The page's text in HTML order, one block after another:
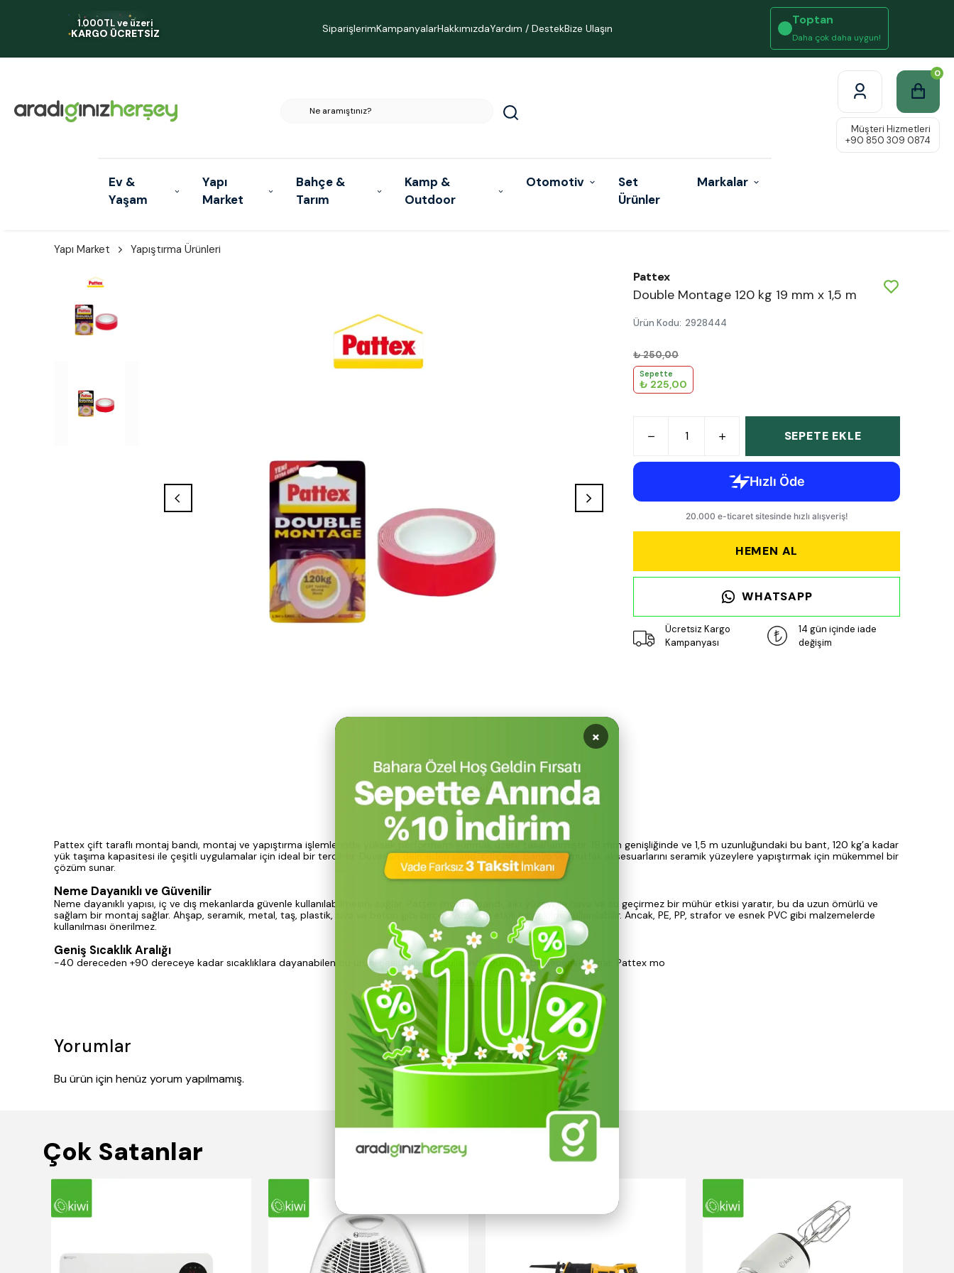
1.000TL ve üzeri
KARGO ÜCRETSİZ SiparişlerimKampanyalarHakkımızdaYardım / DestekBize Ulaşın
Toptan
Daha çok daha uygun!
Ev &
Yaşam
Yapı
Market
Bahçe &
Tarım
Kamp &
Outdoor
Otomotiv
Set
Ürünler
Markalar
0
Yapı Market Yapıştırma Ürünleri
Pattex
Double Montage 120 kg 19 mm x 1,5 m
Ürün Kodu: 2928444
₺ 250,00
Sepette
₺ 225,00
SEPETE EKLE
HEMEN AL
WHATSAPP
Ücretsiz Kargo
Kampanyası
14 gün içinde iade
değişim
Ürün Açıklaması
Pattex çift taraflı montaj bandı, montaj ve yapıştırma işlemlerinde yüksek performans sunmak üzere tasarlanmıştır. 19 mm genişliğinde ve 1,5 m uzunluğundaki bu bant, 120 kg’a kadar
yük taşıma kapasitesi ile çeşitli uygulamalar için ideal bir tercihtir. Duvarları delmeden pano, çerçeve, banyo ve mutfak aksesuarlarını seramik yüzeylere yapıştırmak için mükemmel bir
çözüm sunar.
Neme Dayanıklı ve Güvenilir
Neme dayanıklı yapısı, iç ve dış mekanlarda güvenle kullanılabilmesini sağlar. Pattex montaj bandı, sıkı yüzeyi ile hava ve su geçirmez bir mühür etkisi yaratır, bu da uzun ömürlü ve
sağlam bir montaj sağlar. Ahşap, seramik, metal, taş, plastik, sıva ve beton gibi birçok yüzeyde etkili bir şekilde kullanılabilir. Ancak, PE, PP, strafor ve esnek PVC gibi malzemelerde
kullanılması önerilmez.
Geniş Sıcaklık Aralığı
-40 dereceden +90 dereceye kadar sıcaklıklara dayanabilen bu ürün, çeşitli iklim koşullarında güvenilir bir seçenek sunar. Pattex mo
Devamını Göster
Yorumlar
Bu ürün için henüz yorum yapılmamış.
Çok Satanlar